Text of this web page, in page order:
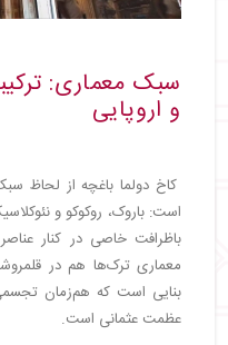
سبک معماری:
و اروپایی
کاخ دولما باغچه از لحاظ
است: باروک، روکوکو و
باظرافت خاصی در کنار عناصر
معماری ترک‌ها هم در
بنایی است که هم‌زمان
عظمت عثمانی است.